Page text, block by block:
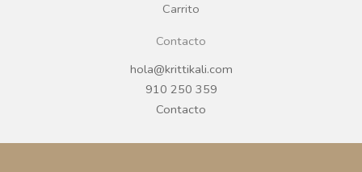
Carrito
Contacto
hola@krittikali.com
910 250 359
Contacto